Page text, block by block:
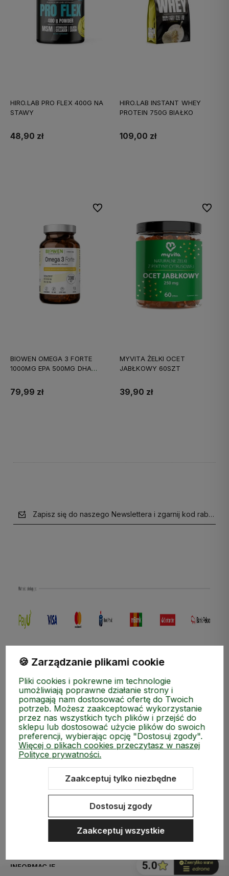
HIRO.LAB PRO FLEX 400G NA
STAWY
48,90 zł
HIRO.LAB INSTANT WHEY
PROTEIN 750G BIAŁKO
109,00 zł
BIOWEN OMEGA 3 FORTE
1000MG EPA 500MG DHA
79,99 zł
Do ulubionych
MYVITA ŻELKI OCET
JABŁKOWY 60SZT
39,90 zł
Do
Zapisz się do naszego Newslettera i zgarnij kod
MEDIA SPOŁECZNOŚCIOWE
MOJE KONTO
INFORMACJE
🍪 Zarządzanie plikami cookie
Pliki cookies i pokrewne im technologie
umożliwiają poprawne działanie strony i
pomagają nam dostosować ofertę do Twoich
potrzeb. Możesz zaakceptować wykorzystanie
przez nas wszystkich tych plików i przejść do
sklepu lub dostosować użycie plików do swoich
preferencji, wybierając opcję "Dostosuj zgody".
Więcej o plikach cookies przeczytasz w naszej
Polityce prywatności.
Zaakceptuj tylko niezbędne
Dostosuj zgody
Zaakceptuj wszystkie